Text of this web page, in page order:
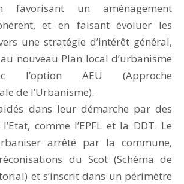
favorisant un aménagement
et en faisant évoluer les
une stratégie d’intérêt général,
nouveau Plan local d’urbanisme
l’option AEU (Approche
de l’Urbanisme).
dans leur démarche par des
comme l’EPFL et la DDT. Le
arrêté par la commune,
du Scot (Schéma de
et s’inscrit dans un périmètre